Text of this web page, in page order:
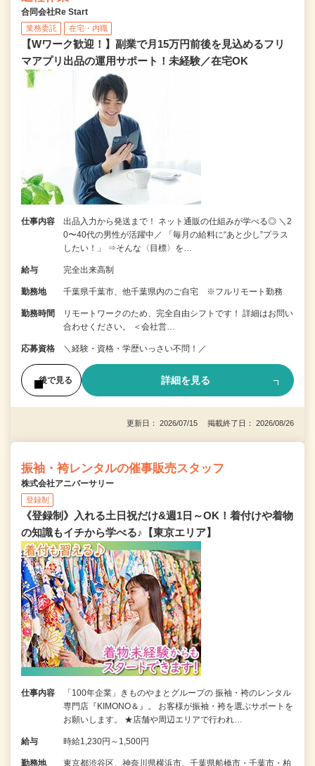
合同会社Re Start
業務委託 在宅・内職
【Wワーク歓迎！】副業で月15万円前後を見込めるフリ
マアプリ出品の運用サポート！未経験／在宅OK
仕事内容
出品入力から発送まで！ ネット通販の仕組みが学べる◎ ＼2
0〜40代の男性が活躍中／ 「毎月の給料に“あと少し”プラス
したい！」 ⇒そんな〈目標〉を…
給与 完全出来高制
勤務地 千葉県千葉市、他千葉県内のご自宅 ※フルリモート勤務
勤務時間
リモートワークのため、完全自由シフトです！ 詳細はお問い
合わせください。 ＜会社営…
応募資格 ＼経験・資格・学歴いっさい不問！／
後で見る 詳細を見る
更新日： 2026/07/15 掲載終了日： 2026/08/26
振袖・袴レンタルの催事販売スタッフ
株式会社アニバーサリー
登録制
《登録制》入れる土日祝だけ&週1日～OK！着付けや着物
の知識もイチから学べる♪【東京エリア】
仕事内容
「100年企業」きものやまとグループの 振袖・袴のレンタル
専門店『KIMONO＆』。 お客様が振袖・袴を選ぶサポートを
お願いします。 ★店舗や周辺エリアで行われ…
給与 時給1,230円～1,500円
勤務地 東京都渋谷区、神奈川県横浜市、千葉県船橋市・千葉市・柏